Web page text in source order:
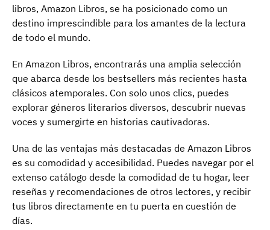
libros, Amazon Libros, se ha posicionado como un
destino imprescindible para los amantes de la lectura
de todo el mundo.
En Amazon Libros, encontrarás una amplia selección
que abarca desde los bestsellers más recientes hasta
clásicos atemporales. Con solo unos clics, puedes
explorar géneros literarios diversos, descubrir nuevas
voces y sumergirte en historias cautivadoras.
Una de las ventajas más destacadas de Amazon Libros
es su comodidad y accesibilidad. Puedes navegar por el
extenso catálogo desde la comodidad de tu hogar, leer
reseñas y recomendaciones de otros lectores, y recibir
tus libros directamente en tu puerta en cuestión de
días.